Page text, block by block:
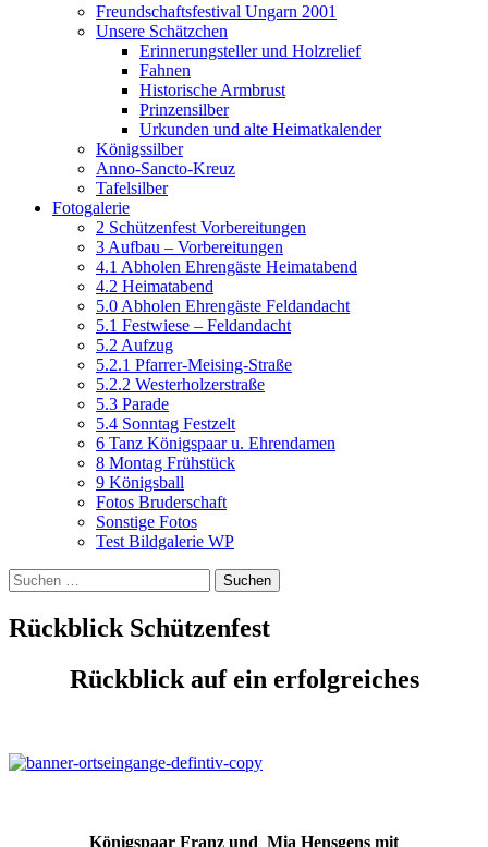
Freundschaftsfestival Ungarn 2001
Unsere Schätzchen
Erinnerungsteller und Holzrelief
Fahnen
Historische Armbrust
Prinzensilber
Urkunden und alte Heimatkalender
Königssilber
Anno-Sancto-Kreuz
Tafelsilber
Fotogalerie
2 Schützenfest Vorbereitungen
3 Aufbau – Vorbereitungen
4.1 Abholen Ehrengäste Heimatabend
4.2 Heimatabend
5.0 Abholen Ehrengäste Feldandacht
5.1 Festwiese – Feldandacht
5.2 Aufzug
5.2.1 Pfarrer-Meising-Straße
5.2.2 Westerholzerstraße
5.3 Parade
5.4 Sonntag Festzelt
6 Tanz Königspaar u. Ehrendamen
8 Montag Frühstück
9 Königsball
Fotos Bruderschaft
Sonstige Fotos
Test Bildgalerie WP
Suchen
nach:
Rückblick Schützenfest
Rückblick auf ein erfolgreiches
Königspaar Franz und Mia Hensgens mit